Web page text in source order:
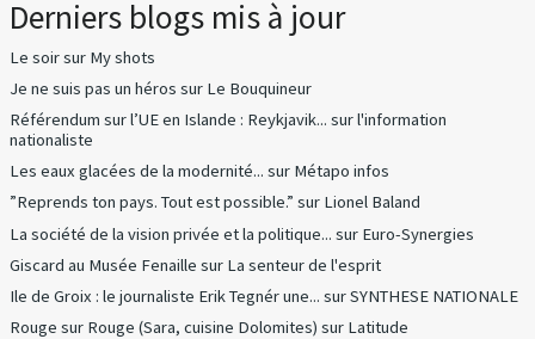
Derniers blogs mis à jour
Le soirsur My shots
Je ne suis pas un héros sur Le Bouquineur
Référendum sur l’UE en Islande : Reykjavik... surl'information
nationaliste
Les eaux glacées de la modernité... sur Métapo infos
”Reprends ton pays. Tout est possible.” sur Lionel Baland
La société de la vision privée et la politique... sur Euro-Synergies
Giscard au Musée Fenaille sur La senteur de l'esprit
Ile de Groix : le journaliste Erik Tegnér une... surSYNTHESE NATIONALE
Rouge sur Rouge (Sara, cuisine Dolomites) sur Latitude